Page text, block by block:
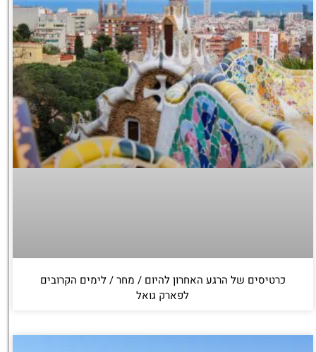
כרטיסים של הרגע האחרון להיום / מחר / לימים הקרובים
לפארק גואל